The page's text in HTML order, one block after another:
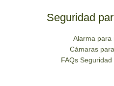
Seguridad
Alarma para
Cámaras
FAQs